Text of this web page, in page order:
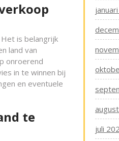
is belangrijk
land van
onroerend
in te winnen bij
en eventuele
te
juli